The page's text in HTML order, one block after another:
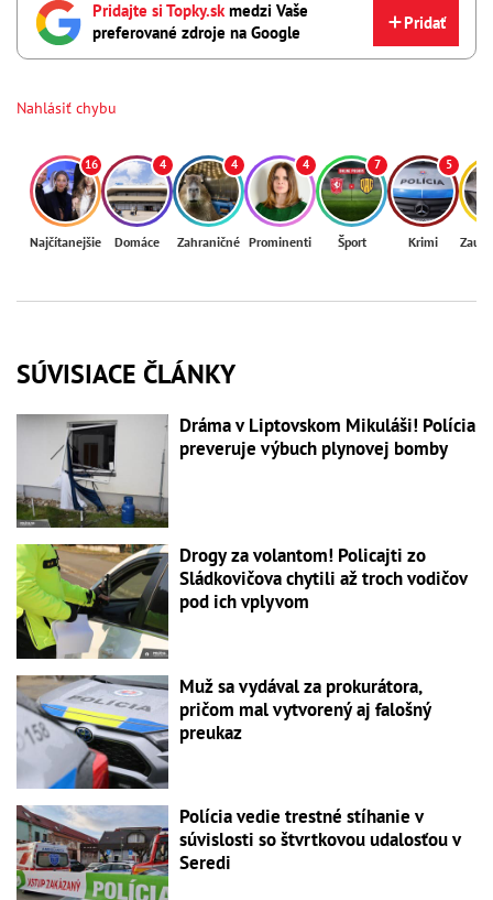
Pridajte si Topky.skmedzi Vaše
preferované zdroje na Google
Pridať
Nahlásiť chybu
16
Najčítanejšie
4
Domáce
4
Zahraničné
4
Prominenti
7
Šport
5
Krimi
SÚVISIACE ČLÁNKY
Dráma v Liptovskom Mikuláši! Polícia
preveruje výbuch plynovej bomby
Drogy za volantom! Policajti zo
Sládkovičova chytili až troch vodičov
pod ich vplyvom
Muž sa vydával za prokurátora,
pričom mal vytvorený aj falošný
preukaz
Polícia vedie trestné stíhanie v
súvislosti so štvrtkovou udalosťou v
Seredi